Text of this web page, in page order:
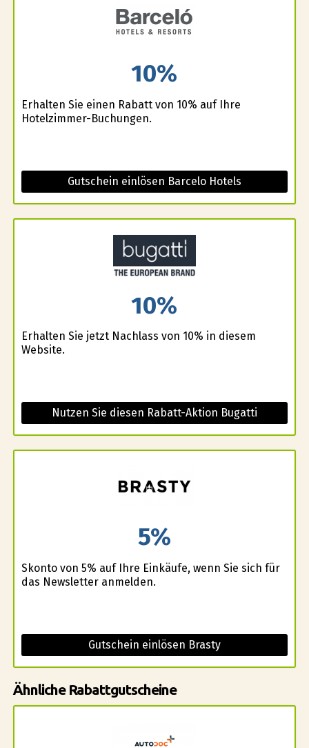
10%
Erhalten Sie einen Rabatt von 10% auf Ihre
Hotelzimmer-Buchungen.
Gutschein einlösen Barcelo Hotels
10%
Erhalten Sie jetzt Nachlass von 10% in diesem
Website.
Nutzen Sie diesen Rabatt-Aktion Bugatti
5%
Skonto von 5% auf Ihre Einkäufe, wenn Sie sich für
das Newsletter anmelden.
Gutschein einlösen Brasty
Ähnliche Rabattgutscheine